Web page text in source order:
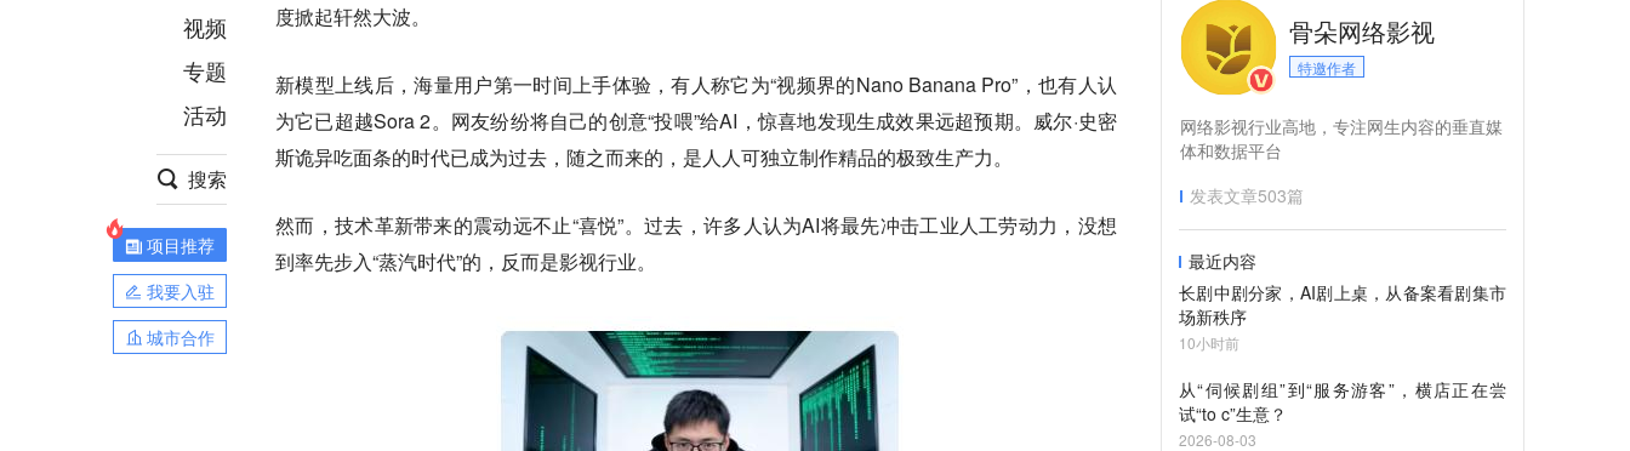
财经
项目推荐
安徽
视频
专题
活动
搜索
项目推荐
我要入驻
城市合作
度掀起轩然大波。
新模型上线后，海量用户第一时间上手体验，有人称它为“视频界的Nano Banana Pro”，也有人认
为它已超越Sora 2。网友纷纷将自己的创意“投喂”给AI，惊喜地发现生成效果远超预期。威尔·史密
斯诡异吃面条的时代已成为过去，随之而来的，是人人可独立制作精品的极致生产力。
然而，技术革新带来的震动远不止“喜悦”。过去，许多人认为AI将最先冲击工业人工劳动力，没想
到率先步入“蒸汽时代”的，反而是影视行业。
骨朵网络影视
特邀作者
网络影视行业高地，专注网生内容的垂直媒
体和数据平台
发表文章503篇
最近内容
长剧中剧分家，AI剧上桌，从备案看剧集市
场新秩序
10小时前
从“伺候剧组”到“服务游客”，横店正在尝
试“to c”生意？
2026-08-03